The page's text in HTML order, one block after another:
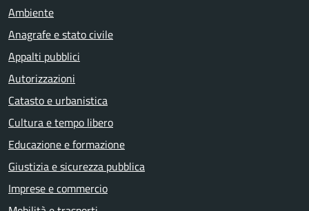
Ambiente
Anagrafe e stato civile
Appalti pubblici
Autorizzazioni
Catasto e urbanistica
Cultura e tempo libero
Educazione e formazione
Giustizia e sicurezza pubblica
Imprese e commercio